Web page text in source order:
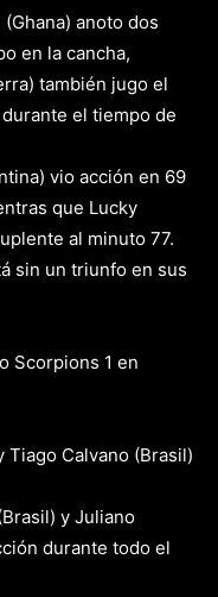
anoto dos
en la cancha,
también jugo el
el tiempo de
vio acción en 69
que Lucky
al minuto 77.
sin un triunfo en sus
Scorpions 1 en
Tiago Calvano (Brasil)
y Juliano
durante todo el